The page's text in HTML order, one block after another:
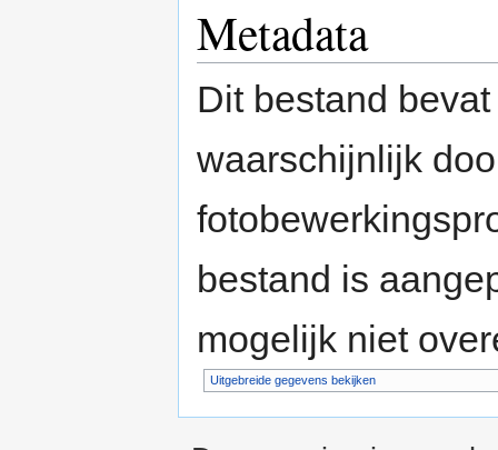
Metadata
Dit bestand
waarschijnlijk
bestand is
mogelijk niet
Uitgebreide gegevens bekijken